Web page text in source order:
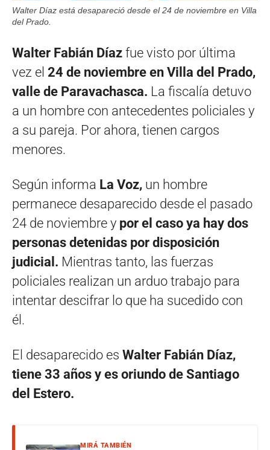
Walter Díaz está desapareció desde el 24 de noviembre en Villa
del Prado.
Walter Fabián Díaz fue visto por última
vez el 24 de noviembre en Villa del Prado,
valle de Paravachasca. La fiscalía detuvo
a un hombre con antecedentes policiales y
a su pareja. Por ahora, tienen cargos
menores.
Según informa La Voz, un hombre
permanece desaparecido desde el pasado
24 de noviembre y por el caso ya hay dos
personas detenidas por disposición
judicial. Mientras tanto, las fuerzas
policiales realizan un arduo trabajo para
intentar descifrar lo que ha sucedido con
él.
El desaparecido es Walter Fabián Díaz,
tiene 33 años y es oriundo de Santiago
del Estero.
MIRÁ TAMBIÉN